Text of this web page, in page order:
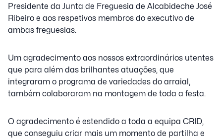
Presidente da Junta de Freguesia de Alcabideche José
Ribeiro e aos respetivos membros do executivo de
ambas freguesias.
Um agradecimento aos nossos extraordinários utentes
que para além das brilhantes atuações, que
integraram o programa de variedades do arraial,
também colaboraram na montagem de toda a festa.
O agradecimento é estendido a toda a equipa CRID,
que conseguiu criar mais um momento de partilha e